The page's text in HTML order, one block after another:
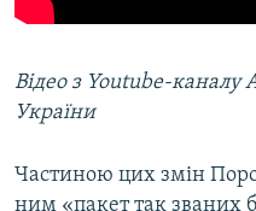
Відео з Youtube-каналу
України
Частиною цих змін
ним «пакет так званих